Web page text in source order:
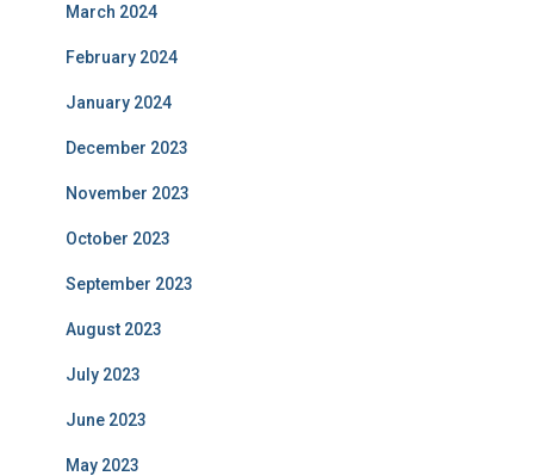
March 2024
February 2024
January 2024
December 2023
November 2023
October 2023
September 2023
August 2023
July 2023
June 2023
May 2023